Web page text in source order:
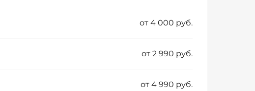
от 4 000 руб.
от 2 990 руб.
от 4 990 руб.